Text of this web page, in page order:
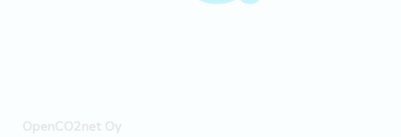
OpenCO2net Oy